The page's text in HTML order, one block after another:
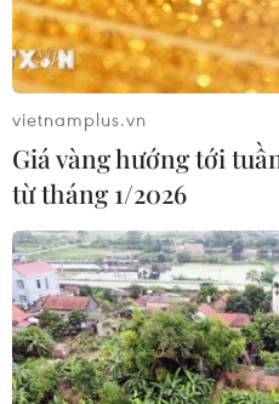
vietnamplus.vn
Giá vàng hướng tới
từ tháng 1/2026